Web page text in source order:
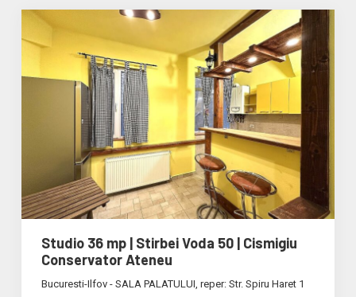
Studio 36 mp | Stirbei Voda 50 | Cismigiu
Conservator Ateneu
Bucuresti-Ilfov - SALA PALATULUI, reper: Str. Spiru Haret 1